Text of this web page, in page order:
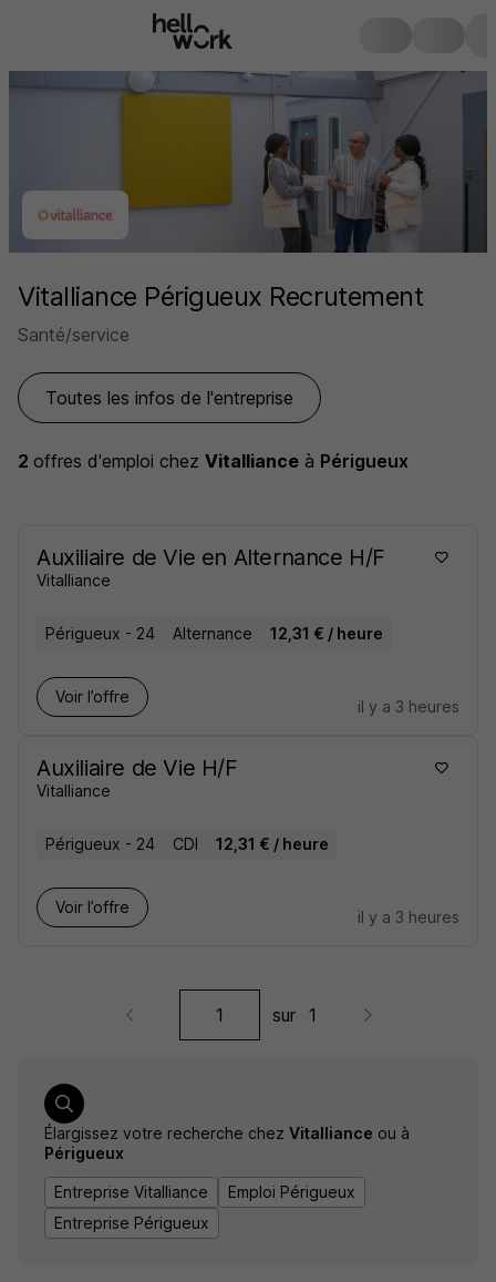
Vitalliance Périgueux Recrutement
Santé/service
Toutes les infos de l'entreprise
2 offres d'emploi chez Vitalliance à Périgueux
Auxiliaire de Vie en Alternance H/F
Vitalliance
Périgueux - 24 Alternance 12,31 € / heure
Voir l’offre
il y a 3 heures
Auxiliaire de Vie H/F
Vitalliance
Périgueux - 24 CDI 12,31 € / heure
Voir l’offre
il y a 3 heures
sur 1
Élargissez votre recherche chez Vitalliance ou à
Périgueux
Entreprise Vitalliance
Emploi Périgueux
Entreprise Périgueux